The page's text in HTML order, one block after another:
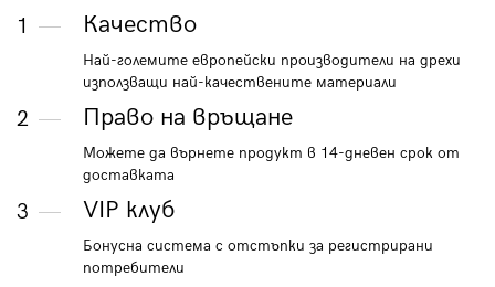
1 Качество
Най-големите европейски производители на дрехи
използващи най-качествените материали
2 Право на връщане
Можете да върнете продукт в 14-дневен срок от
доставката
3 VIP клуб
Бонусна система с отстъпки за регистрирани
потребители